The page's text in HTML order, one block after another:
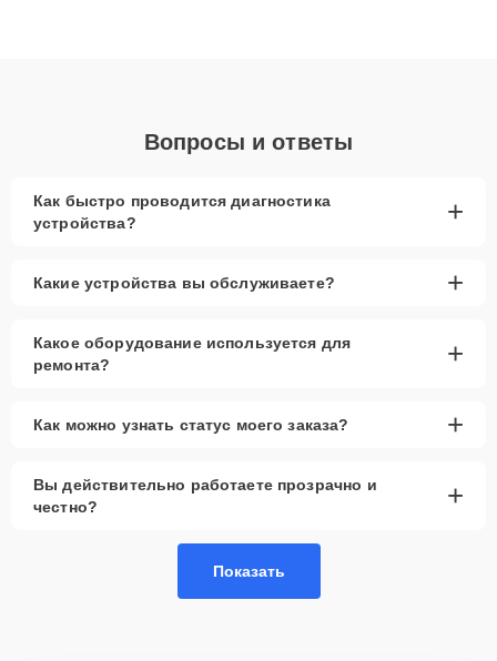
Вопросы и ответы
Как быстро проводится диагностика
устройства?
+
Какие устройства вы обслуживаете? +
Какое оборудование используется для
ремонта?
+
Как можно узнать статус моего заказа? +
Вы действительно работаете прозрачно и
честно?
+
Показать